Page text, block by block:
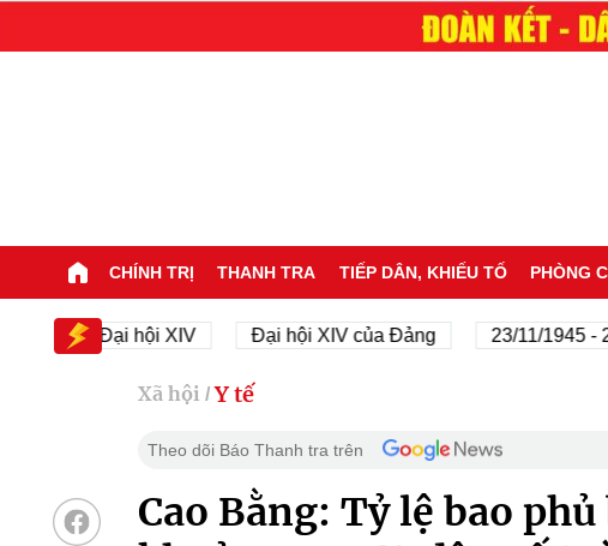
CHÍNH TRỊ THANH TRA TIẾP DÂN, KHIẾU TỐ PHÒNG
Đại hội XIV Đại hội XIV của Đảng 23/11/1945 - 23/11/
Xã hội / Y tế
Theo dõi Báo Thanh tra trên
Cao Bằng: Tỷ lệ bao